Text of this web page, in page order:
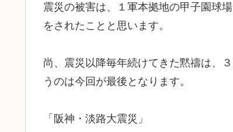
震災の被害は、１軍本拠地の甲子園球
をされたことと思います。
尚、震災以降毎年続けてきた黙禱は、
うのは今回が最後となります。
「阪神・淡路大震災」